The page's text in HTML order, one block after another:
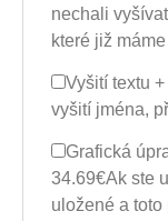
nechali
které již
Vyšití textu
vyšití jména,
Grafická
34.69€Ak ste
uložené a